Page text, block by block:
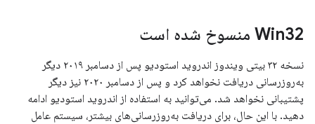
Win32 منسوخ شده است
نسخه ۳۲ بیتی ویندوز اندروید استودیو پس از دسامبر ۲۰۱۹ دیگر
به‌روزرسانی دریافت نخواهد کرد و پس از دسامبر ۲۰۲۰ نیز دیگر
پشتیبانی نخواهد شد. می‌توانید به استفاده از اندروید استودیو ادامه
دهید. با این حال، برای دریافت به‌روزرسانی‌های بیشتر، سیستم عامل